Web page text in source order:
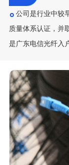
公司是行业中较
质量体系认证，并
是广东电信光纤入